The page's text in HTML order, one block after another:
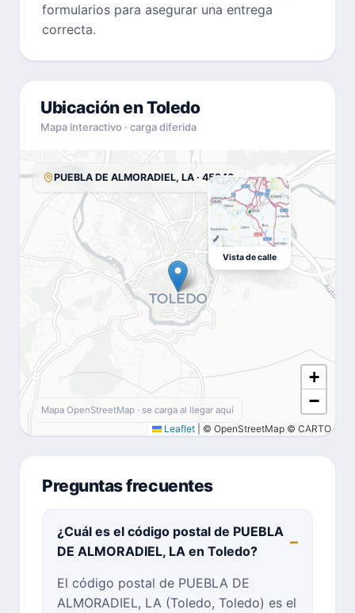
formularios para asegurar una entrega
correcta.
Ubicación en Toledo
Mapa interactivo · carga diferida
+
−
Leaflet © OpenStreetMap © CARTO
PUEBLA DE ALMORADIEL, LA · 45840
Vista de calle
Mapa OpenStreetMap · se carga al llegar aquí
Preguntas frecuentes
¿Cuál es el código postal de PUEBLA
DE ALMORADIEL, LA en Toledo?
El código postal de PUEBLA DE
ALMORADIEL, LA (Toledo, Toledo) es el